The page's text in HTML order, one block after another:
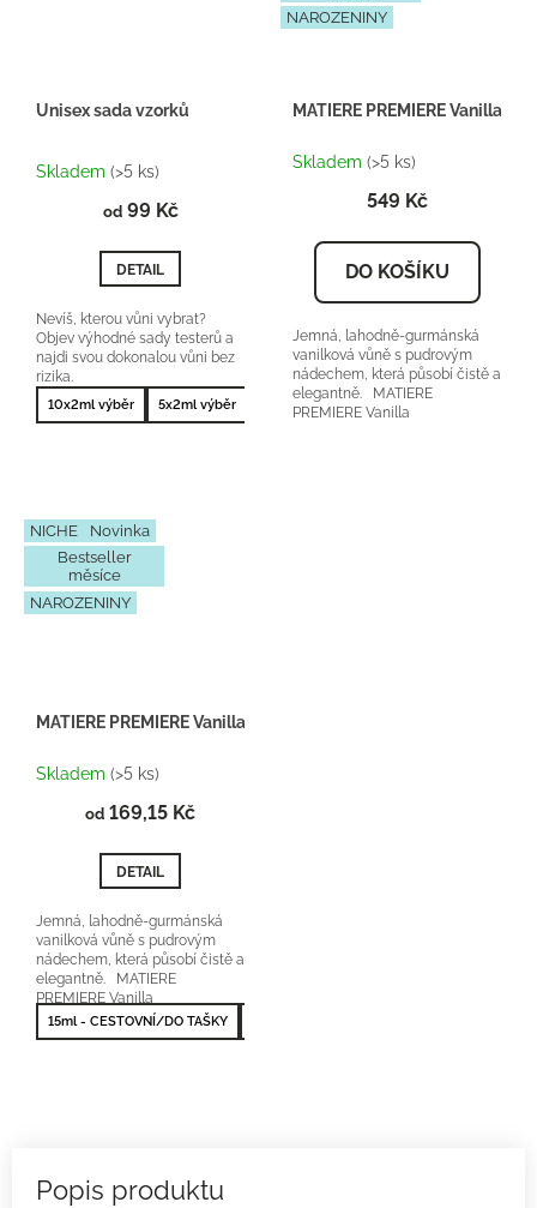
Unisex sada vzorků
hodnocení
je
z
5
Skladem (>5 ks)
od99 Kč
DETAIL
Nevíš, kterou vůni vybrat?
Objev výhodné sady testerů a
najdi svou dokonalou vůni bez
rizika.
10x2ml výběr 5x2ml výběr 10x2ml nejprodávanější
NAROZENINY
MATIERE PREMIERE Vanilla
Skladem (>5 ks)
549 Kč
DO KOŠÍKU
Jemná, lahodně-gurmánská
vanilková vůně s pudrovým
nádechem, která působí čistě a
elegantně. MATIERE
PREMIERE Vanilla
NICHE
Novinka
Bestseller
měsíce
NAROZENINY
MATIERE PREMIERE Vanilla Powder - Inspirace U093
Skladem (>5 ks)
od 169,15 Kč
DETAIL
Jemná, lahodně-gurmánská
vanilková vůně s pudrovým
nádechem, která působí čistě a
elegantně. MATIERE
PREMIERE Vanilla
Power orientační cena: 4000-
4500Kč/50...
15ml - CESTOVNÍ/DO TAŠKY